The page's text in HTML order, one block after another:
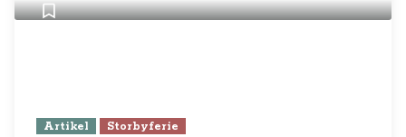
Artikel Storbyferie